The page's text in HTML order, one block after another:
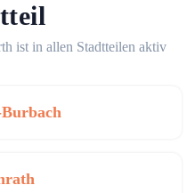
ist in allen Stadtteilen aktiv